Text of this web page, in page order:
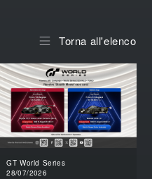
Torna all'elenco
GT World Series
28/07/2026